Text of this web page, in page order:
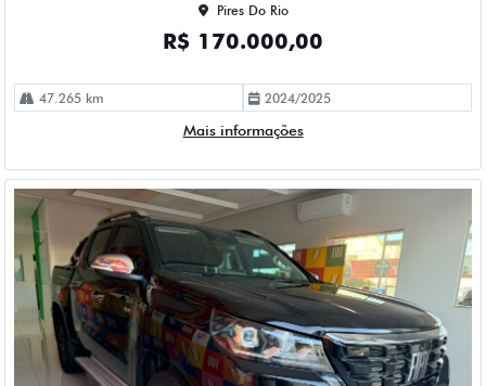
Pires Do Rio
R$ 170.000,00
47.265 km 2024/2025
Mais informações